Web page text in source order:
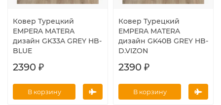
Ковер Турецкий
EMPERA MATERA
дизайн GK33A GREY HB-
BLUE
2390 ₽
В корзину
Ковер Турецкий
EMPERA MATERA
дизайн GK40B GREY HB-
D.VIZON
2390 ₽
В корзину